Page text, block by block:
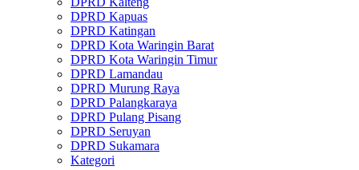
DPRD Kapuas
DPRD Katingan
DPRD Kota Waringin Barat
DPRD Kota Waringin Timur
DPRD Lamandau
DPRD Murung Raya
DPRD Palangkaraya
DPRD Pulang Pisang
DPRD Seruyan
DPRD Sukamara
Kategori